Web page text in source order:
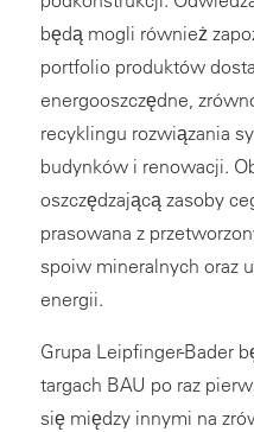
będą mogli również
portfolio produktów
energooszczędne,
recyklingu rozwiązania
budynków i renowacji.
oszczędzającą zasoby
prasowana z
spoiw mineralnych oraz
energii.
Grupa Leipfinger-Bader
targach BAU po raz
się między innymi na